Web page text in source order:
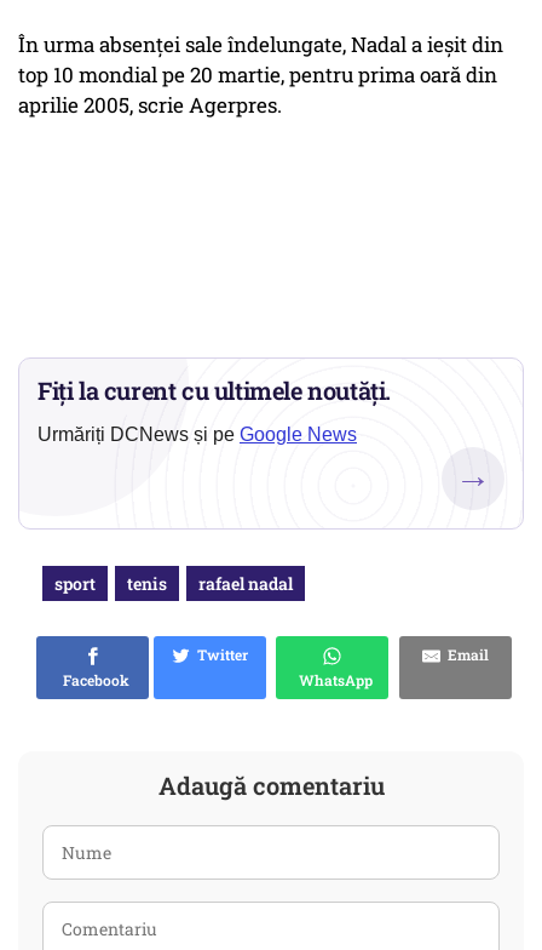
În urma absenţei sale îndelungate, Nadal a ieşit din
top 10 mondial pe 20 martie, pentru prima oară din
aprilie 2005, scrie Agerpres.
Fiți la curent cu ultimele noutăți.
Urmăriți DCNews și pe Google News
→
sport tenis rafael nadal
Facebook
Twitter
WhatsApp
Email
Adaugă comentariu